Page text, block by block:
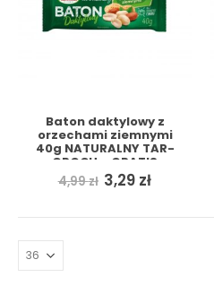
Baton daktylowy z
orzechami ziemnymi
40g NATURALNY TAR-
GROCH + GRATIS
4,99zł Pierwotna
cena
4,99 zł.
3,29 złAktualna
3,29 zł.